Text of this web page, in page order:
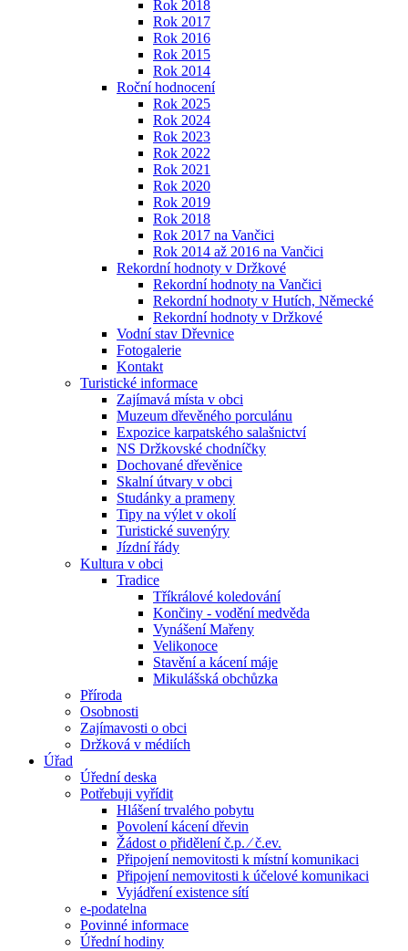
Rok 2018
Rok 2017
Rok 2016
Rok 2015
Rok 2014
Roční hodnocení
Rok 2025
Rok 2024
Rok 2023
Rok 2022
Rok 2021
Rok 2020
Rok 2019
Rok 2018
Rok 2017 na Vančici
Rok 2014 až 2016 na Vančici
Rekordní hodnoty v Držkové
Rekordní hodnoty na Vančici
Rekordní hodnoty v Hutích, Německé
Rekordní hodnoty v Držkové
Vodní stav Dřevnice
Fotogalerie
Kontakt
Turistické informace
Zajímavá místa v obci
Muzeum dřevěného porculánu
Expozice karpatského salašnictví
NS Držkovské chodníčky
Dochované dřevěnice
Skalní útvary v obci
Studánky a prameny
Tipy na výlet v okolí
Turistické suvenýry
Jízdní řády
Kultura v obci
Tradice
Tříkrálové koledování
Končiny - vodění medvěda
Vynášení Mařeny
Velikonoce
Stavění a kácení máje
Mikulášská obchůzka
Příroda
Osobnosti
Zajímavosti o obci
Držková v médiích
Úřad
Úřední deska
Potřebuji vyřídit
Hlášení trvalého pobytu
Povolení kácení dřevin
Žádost o přidělení č.p. ⁄ č.ev.
Připojení nemovitosti k místní komunikaci
Připojení nemovitosti k účelové komunikaci
Vyjádření existence sítí
e-podatelna
Povinné informace
Úřední hodiny